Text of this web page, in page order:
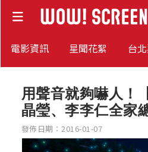
電影資訊 星聞花絮 台
用聲音就夠嚇人！
晶瑩、李李仁全家
發佈日期：2016-01-07